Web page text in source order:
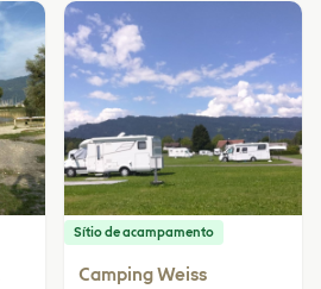
Sítio de acampamento
Camping Weiss